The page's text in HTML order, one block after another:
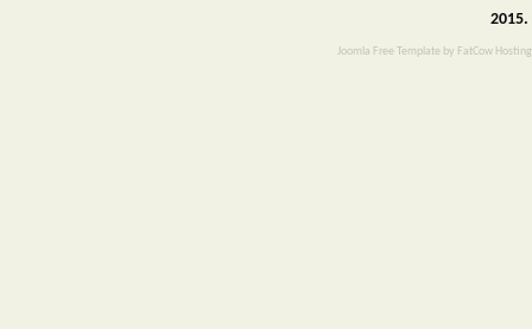
Joomla Free Template by FatCow Hosting
2015.